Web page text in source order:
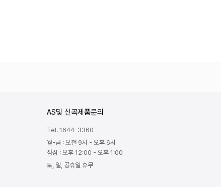
AS및 신곡제품문의
Tel. 1644-3360
월-금 : 오전 9시 - 오후 6시
점심 : 오후 12:00 - 오후 1:00
토, 일, 공휴일 휴무